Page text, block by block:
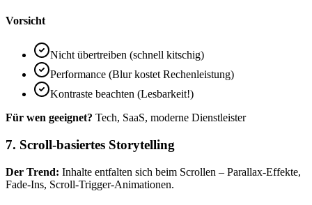
Vorsicht
Nicht übertreiben (schnell kitschig)
Performance (Blur kostet Rechenleistung)
Kontraste beachten (Lesbarkeit!)
Für wen geeignet? Tech, SaaS, moderne Dienstleister
7. Scroll-basiertes Storytelling
Der Trend: Inhalte entfalten sich beim Scrollen – Parallax-Effekte,
Fade-Ins, Scroll-Trigger-Animationen.